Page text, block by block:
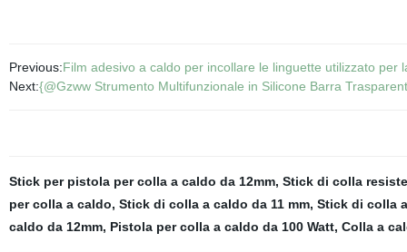
Previous:Film adesivo a caldo per incollare le linguette utilizzato per
Next:{@Gzww Strumento Multifunzionale in Silicone Barra
Stick per pistola per colla a caldo da 12mm, Stick di colla
per colla a caldo, Stick di colla a caldo da 11 mm, Stick di colla
caldo da 12mm, Pistola per colla a caldo da 100 Watt, Colla a